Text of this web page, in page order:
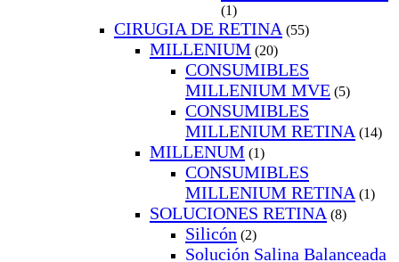
(1)
CIRUGIA DE RETINA (55)
MILLENIUM (20)
CONSUMIBLES
MILLENIUM MVE (5)
CONSUMIBLES
MILLENIUM RETINA (14)
MILLENUM (1)
CONSUMIBLES
MILLENIUM RETINA (1)
SOLUCIONES RETINA (8)
Silicón (2)
Solución Salina Balanceada